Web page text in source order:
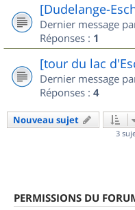
[Dudelange-
Dernier message
Réponses : 1
[tour du lac
Dernier message
Réponses : 4
Nouveau sujet
3
PERMISSIONS DU